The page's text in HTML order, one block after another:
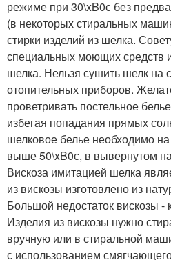
режиме при 30\xB0с без
(в некоторых стиральных
стирки изделий из шелка.
специальных моющих средств
шелка. Нельзя сушить шелк на
отопительных приборов.
проветривать постельное
избегая попадания прямых
шелковое белье необходимо
выше 50\xB0с, в вывернутом
Вискоза имитацией шелка
из вискозы изготовлено из
Большой недостаток вискозы -
Изделия из вискозы нужно
вручную или в стиральной
с использованием